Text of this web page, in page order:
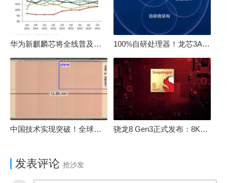
华为新麒麟芯将全线普及！高中低端全面采用 改写竞争格局 100%自研处理器！龙芯3A6000评测：与10代酷睿互有胜负
中国技术实现突破！全球最先进的3D NAND存储芯片被发现 骁龙8 Gen3正式发布：8K240手游成真！AI性能飙升98％
发表评论 抢沙发